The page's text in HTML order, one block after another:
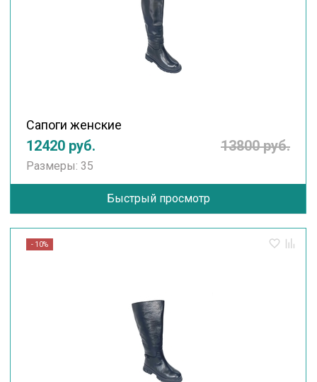
Сапоги женские
12420 руб. 13800 руб.
Размеры: 35
Быстрый просмотр
- 10%